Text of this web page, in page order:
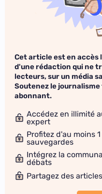
Cet article est en accès
d'une rédaction qui ne
lecteurs, sur un média
Soutenez le
abonnant.
Accédez en illimité
expert
Profitez d'au moins
sauvegardes
Intégrez la
débats
Partagez des